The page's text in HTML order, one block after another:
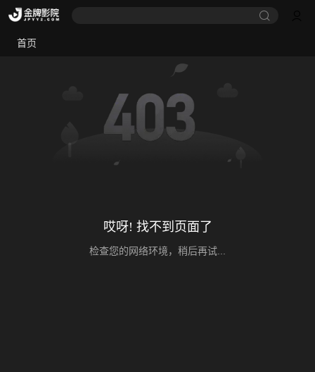
首页
哎呀! 找不到页面了
检查您的网络环境，稍后再试...